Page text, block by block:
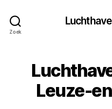
Zoek
Leuze-